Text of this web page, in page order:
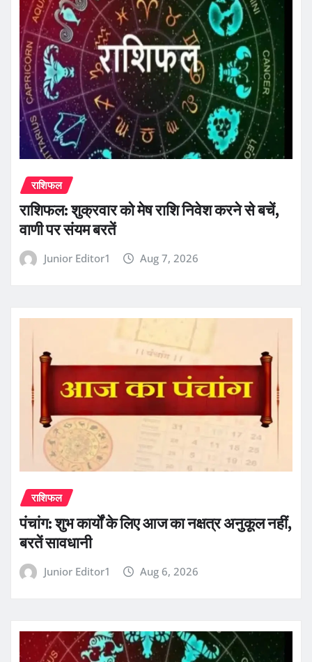
राशिफल
राशिफल: शुक्रवार को मेष राशि निवेश करने से बचें,
वाणी पर संयम बरतें
Junior Editor1 Aug 7, 2026
राशिफल
पंचांग: शुभ कार्यों के लिए आज का नक्षत्र अनुकूल नहीं,
बरतें सावधानी
Junior Editor1 Aug 6, 2026